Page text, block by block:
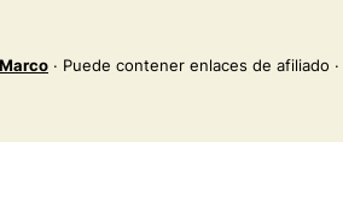
· Puede contener enlaces de afiliado ·